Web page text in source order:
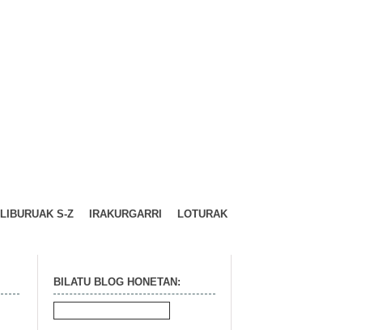
LIBURUAK S-Z IRAKURGARRI LOTURAK
BILATU BLOG HONETAN: